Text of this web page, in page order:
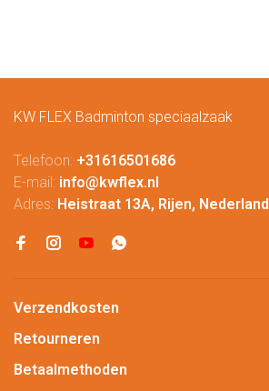
KW FLEX Badminton speciaalzaak
Telefoon: +31616501686
E-mail: info@kwflex.nl
Adres: Heistraat 13A, Rijen, Nederland
Verzendkosten
Retourneren
Betaalmethoden